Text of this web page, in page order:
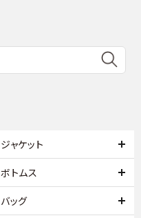
ジャケット
ボトムス
バッグ